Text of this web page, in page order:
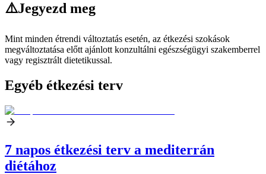
⚠️Jegyezd meg
Mint minden étrendi változtatás esetén, az étkezési szokások
megváltoztatása előtt ajánlott konzultálni egészségügyi szakemberrel
vagy regisztrált dietetikussal.
Egyéb étkezési terv
7 napos étkezési terv a mediterrán
diétához